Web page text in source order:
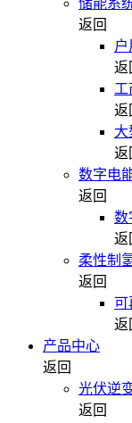
储能系
返回
返
工
返
大
返
数字电
返回
数
返
柔性制
返回
可
返
产品中心
返回
光伏逆
返回